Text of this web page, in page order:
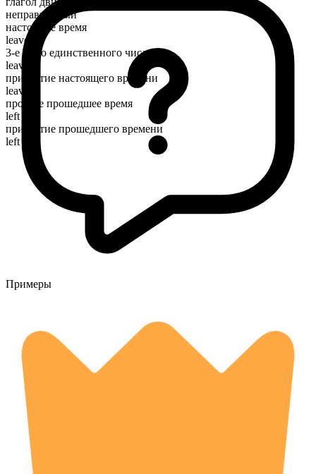
неправильный
настоящее время
leave
3-е лицо единственного числа
leaves
причастие настоящего времени
leaving
простое прошедшее время
left
причастие прошедшего времени
left
Примеры